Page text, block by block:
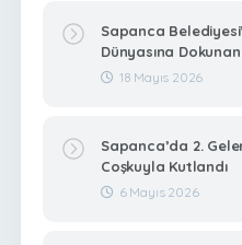
Sapanca
Dünyasına
18 Mayıs 2026
Sapanca’da 2.
Coşkuyla Kutlandı
6 Mayıs 2026